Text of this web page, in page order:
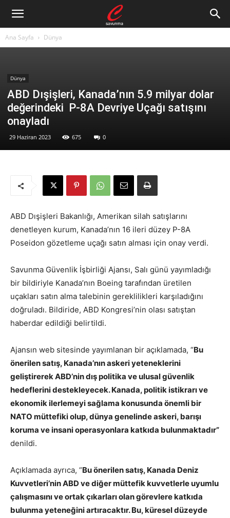
Ana Sayfa Dünya
Dünya
ABD Dışişleri, Kanada’nın 5.9 milyar dolar
değerindeki P-8A Devriye Uçağı satışını
onayladı
29 Haziran 2023 675 0
ABD Dışişleri Bakanlığı, Amerikan silah satışlarını
denetleyen kurum, Kanada’nın 16 ileri düzey P-8A
Poseidon gözetleme uçağı satın alması için onay verdi.
Savunma Güvenlik İşbirliği Ajansı, Salı günü yayımladığı
bir bildiriyle Kanada’nın Boeing tarafından üretilen
uçakları satın alma talebinin gereklilikleri karşıladığını
doğruladı. Bildiride, ABD Kongresi’nin olası satıştan
haberdar edildiği belirtildi.
Ajansın web sitesinde yayımlanan bir açıklamada, “Bu
önerilen satış, Kanada’nın askeri yeteneklerini
geliştirerek ABD’nin dış politika ve ulusal güvenlik
hedeflerini destekleyecek. Kanada, politik istikrarı ve
ekonomik ilerlemeyi sağlama konusunda önemli bir
NATO müttefiki olup, dünya genelinde askeri, barışı
koruma ve insani operasyonlara katkıda bulunmaktadır”
denildi.
Açıklamada ayrıca, “Bu önerilen satış, Kanada Deniz
Kuvvetleri’nin ABD ve diğer müttefik kuvvetlerle uyumlu
çalışmasını ve ortak çıkarları olan görevlere katkıda
bulunma yeteneğini artıracaktır. Bu, küresel düzeyde